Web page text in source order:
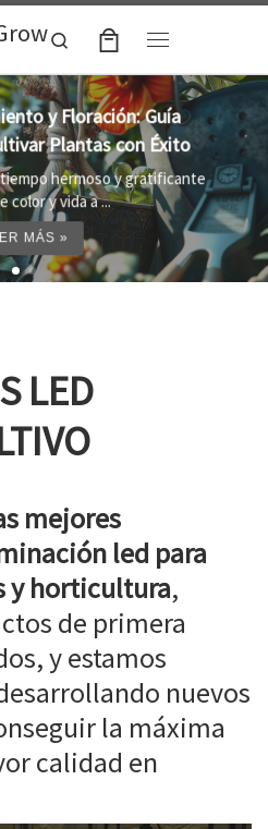
Search
indoor: la clave para un
óptimo de tus plantas
en el interior, es importante
el entorno adecuado ...
LEER MÁS »
LED
mejores
led para
y horticultura,
de primera
y estamos
nuevos
la máxima
calidad en